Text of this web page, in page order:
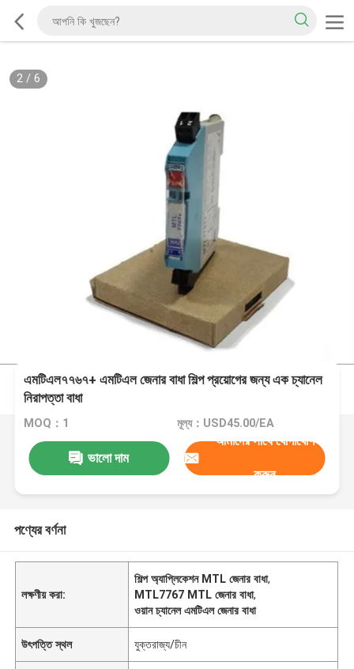
2/ 6
এমটিএল৭৭৬৭+ এমটিএল জেনার বাধা শিল্প প্রয়োগের জন্য এক চ্যানেল
নিরাপত্তা বাধা
MOQ：1 মূল্য：USD45.00/EA
ভালো দাম
আমাদের সাথে যোগাযোগ
করুন
পণ্যের বর্ণনা
লক্ষণীয় করা:
শিল্প অ্যাপ্লিকেশন MTL জেনার বাধা,
MTL7767 MTL জেনার বাধা,
ওয়ান চ্যানেল এমটিএল জেনার বাধা
উৎপত্তি স্থল যুক্তরাজ্য/চীন